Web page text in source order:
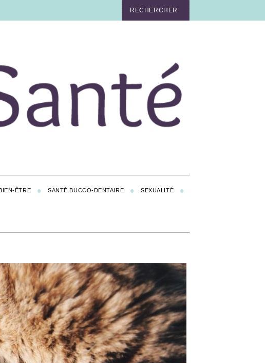
ÊTRE SANTÉ BUCCO-DENTAIRE SEXUALITÉ